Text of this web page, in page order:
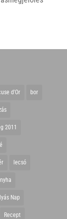
d'Or bor
2011
lecsó
Nap
Recept